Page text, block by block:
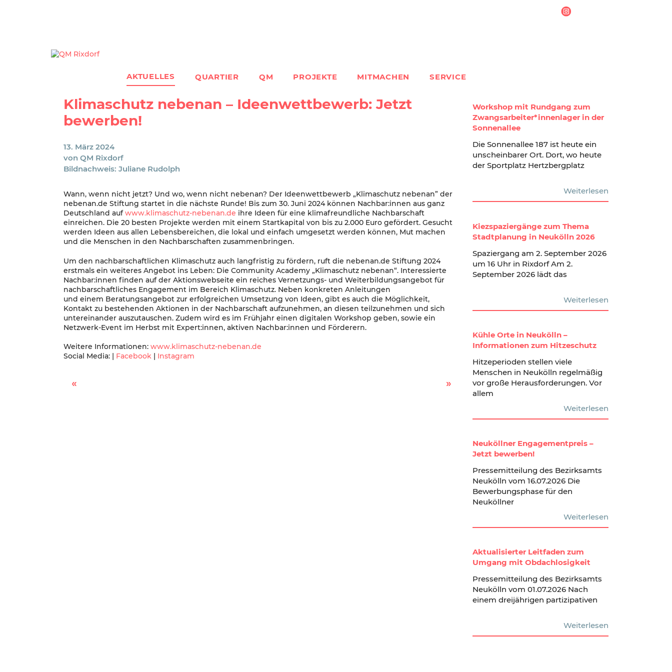
AKTUELLES QUARTIER QM PROJEKTE MITMACHEN SERVICE
Klimaschutz nebenan – Ideenwettbewerb: Jetzt
bewerben!
13. März 2024
von QM Rixdorf
Bildnachweis: Juliane Rudolph
Wann, wenn nicht jetzt? Und wo, wenn nicht nebenan? Der Ideenwettbewerb „Klimaschutz nebenan” der
nebenan.de Stiftung startet in die nächste Runde! Bis zum 30. Juni 2024 können Nachbar:innen aus ganz
Deutschland aufwww.klimaschutz-nebenan.de ihre Ideen für eine klimafreundliche Nachbarschaft
einreichen. Die 20 besten Projekte werden mit einem Startkapital von bis zu 2.000 Euro gefördert. Gesucht
werden Ideen aus allen Lebensbereichen, die lokal und einfach umgesetzt werden können, Mut machen
und die Menschen in den Nachbarschaften zusammenbringen.
Um den nachbarschaftlichen Klimaschutz auch langfristig zu fördern, ruft die nebenan.de Stiftung 2024
erstmals ein weiteres Angebot ins Leben: Die Community Academy „Klimaschutz nebenan“. Interessierte
Nachbar:innen finden auf der Aktionswebseite ein reiches Vernetzungs- und Weiterbildungsangebot für
nachbarschaftliches Engagement im Bereich Klimaschutz. Neben konkreten Anleitungen
und einem Beratungsangebot zur erfolgreichen Umsetzung von Ideen, gibt es auch die Möglichkeit,
Kontakt zu bestehenden Aktionen in der Nachbarschaft aufzunehmen, an diesen teilzunehmen und sich
untereinander auszutauschen. Zudem wird es im Frühjahr einen digitalen Workshop geben, sowie ein
Netzwerk-Event im Herbst mit Expert:innen, aktiven Nachbar:innen und Förderern.
Weitere Informationen: www.klimaschutz-nebenan.de
Social Media: | Facebook | Instagram
Workshop mit Rundgang zum
Zwangsarbeiter*innenlager in der
Sonnenallee
Die Sonnenallee 187 ist heute ein
unscheinbarer Ort. Dort, wo heute
der Sportplatz Hertzbergplatz
Weiterlesen
Kiezspaziergänge zum Thema
Stadtplanung in Neukölln 2026
Spaziergang am 2. September 2026
um 16 Uhr in Rixdorf Am 2.
September 2026 lädt das
Weiterlesen
Kühle Orte in Neukölln –
Informationen zum Hitzeschutz
Hitzeperioden stellen viele
Menschen in Neukölln regelmäßig
vor große Herausforderungen. Vor
allem
Weiterlesen
Neuköllner Engagementpreis –
Jetzt bewerben!
Pressemitteilung des Bezirksamts
Neukölln vom 16.07.2026 Die
Bewerbungsphase für den
Neuköllner
Weiterlesen
Aktualisierter Leitfaden zum
Umgang mit Obdachlosigkeit
Pressemitteilung des Bezirksamts
Neukölln vom 01.07.2026 Nach
einem dreijährigen partizipativen
Weiterlesen